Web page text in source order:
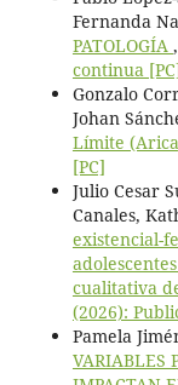
Fernanda
PATOLOGÍA ,
continua
Gonzalo
Johan
Límite
[PC]
Julio Cesar
Canales,
existencial-
cualitativa
(2026):
Pamela
VARIABLES